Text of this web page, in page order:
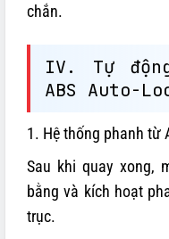
chắn.
IV. Tự
ABS Auto-
1. Hệ thống phanh từ
Sau khi quay xong,
bằng và kích hoạt
trục.